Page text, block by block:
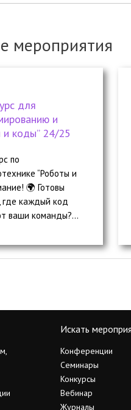
мероприятия
для
и
и коды” 24/25
по
“Роботы и
🌍 Готовы
где каждый код
ваши команды?...
Искать
Конференции
Семинары
Конкурсы
Вебинар
Журналы